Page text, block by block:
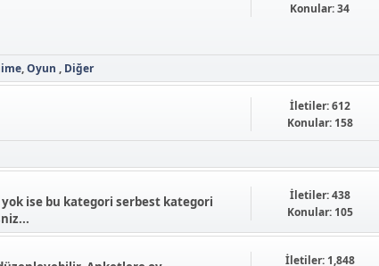
Konular: 34
Oyun Diğer
İletiler: 612
Konular: 158
ise bu kategori serbest kategori
İletiler: 438
Konular: 105
İletiler: 1,848